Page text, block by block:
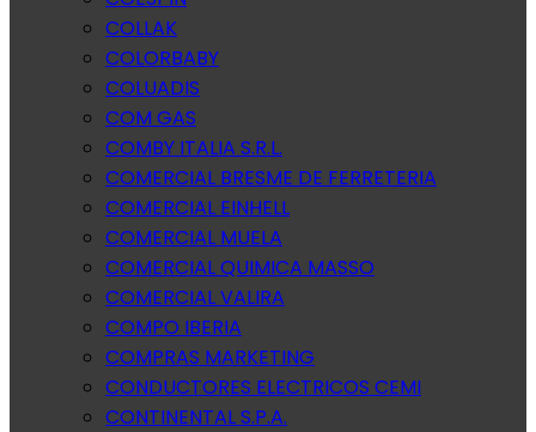
COLLAK
COLORBABY
COLUADIS
COM GAS
COMBY ITALIA S.R.L.
COMERCIAL BRESME DE FERRETERIA
COMERCIAL EINHELL
COMERCIAL MUELA
COMERCIAL QUIMICA MASSO
COMERCIAL VALIRA
COMPO IBERIA
COMPRAS MARKETING
CONDUCTORES ELECTRICOS CEMI
CONTINENTAL S.P.A.